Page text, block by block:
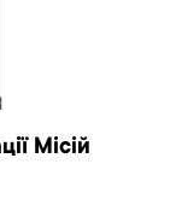
Місій